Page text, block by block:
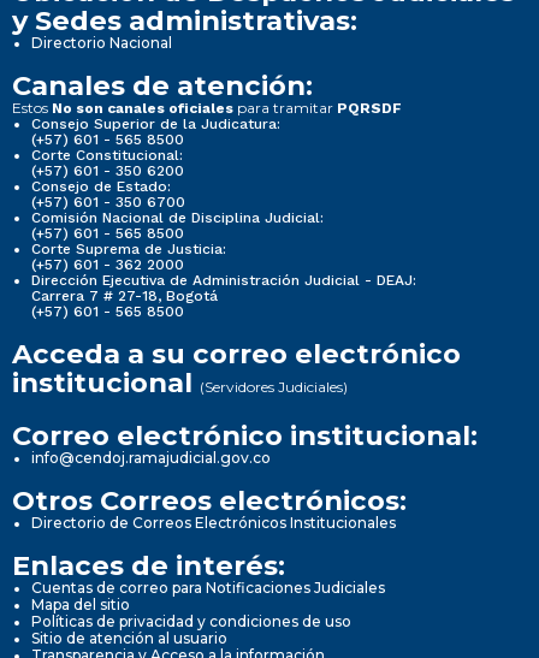
y Sedes administrativas:
Directorio Nacional
Canales de atención:
Estos No son canales oficiales para tramitar PQRSDF
Consejo Superior de la Judicatura:
(+57) 601 - 565 8500
Corte Constitucional:
(+57) 601 - 350 6200
Consejo de Estado:
(+57) 601 - 350 6700
Comisión Nacional de Disciplina Judicial:
(+57) 601 - 565 8500
Corte Suprema de Justicia:
(+57) 601 - 362 2000
Dirección Ejecutiva de Administración Judicial - DEAJ:
Carrera 7 # 27-18, Bogotá
(+57) 601 - 565 8500
Acceda a su correo electrónico
institucional (Servidores Judiciales)
Correo electrónico institucional:
info@cendoj.ramajudicial.gov.co
Otros Correos electrónicos:
Directorio de Correos Electrónicos Institucionales
Enlaces de interés:
Cuentas de correo para Notificaciones Judiciales
Mapa del sitio
Políticas de privacidad y condiciones de uso
Sitio de atención al usuario